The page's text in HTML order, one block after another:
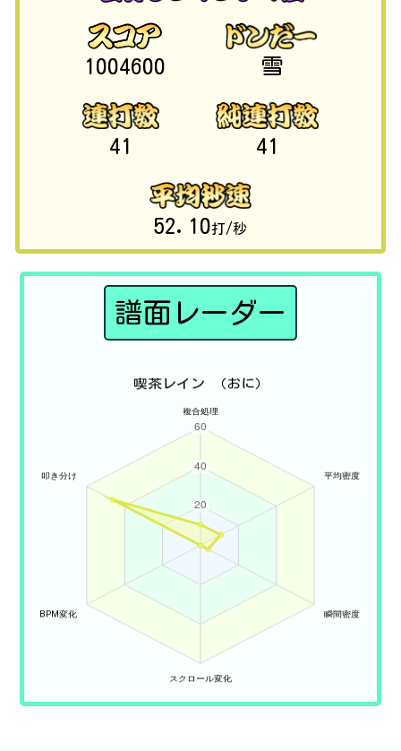
1004600 雪
41 41
52.10打/秒
譜面レーダー